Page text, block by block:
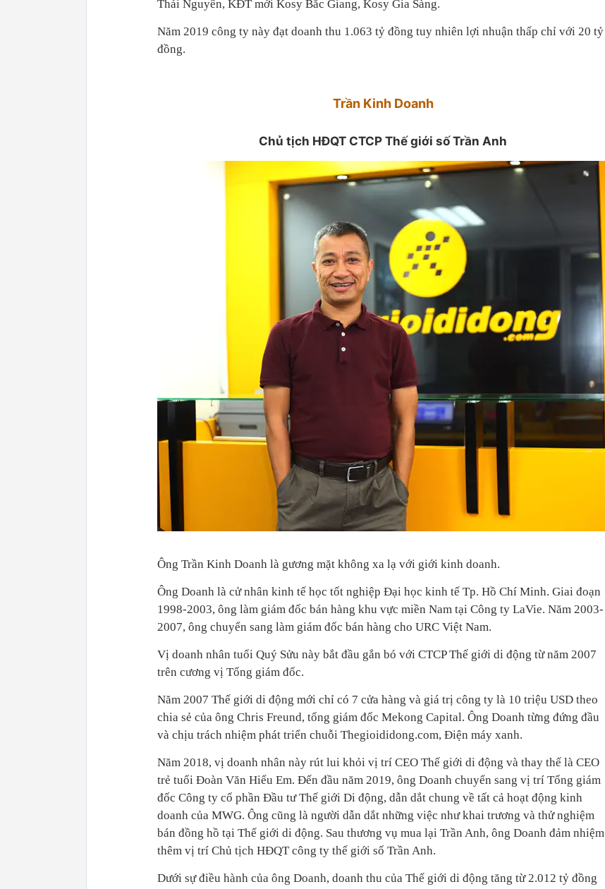
Thái Nguyên, KĐT mới Kosy Bắc Giang, Kosy Gia Sàng.
Năm 2019 công ty này đạt doanh thu 1.063 tỷ đồng tuy nhiên lợi nhuận thấp chỉ với 20 tỷ
đồng.
Trần Kinh Doanh
Chủ tịch HĐQT CTCP Thế giới số Trần Anh
Ông Trần Kinh Doanh là gương mặt không xa lạ với giới kinh doanh.
Ông Doanh là cử nhân kinh tế học tốt nghiệp Đại học kinh tế Tp. Hồ Chí Minh. Giai đoạn
1998-2003, ông làm giám đốc bán hàng khu vực miền Nam tại Công ty LaVie. Năm 2003-
2007, ông chuyển sang làm giám đốc bán hàng cho URC Việt Nam.
Vị doanh nhân tuổi Quý Sửu này bắt đầu gắn bó với CTCP Thế giới di động từ năm 2007
trên cương vị Tổng giám đốc.
Năm 2007 Thế giới di động mới chỉ có 7 cửa hàng và giá trị công ty là 10 triệu USD theo
chia sẻ của ông Chris Freund, tổng giám đốc Mekong Capital. Ông Doanh từng đứng đầu
và chịu trách nhiệm phát triển chuỗi Thegioididong.com, Điện máy xanh.
Năm 2018, vị doanh nhân này rút lui khỏi vị trí CEO Thế giới di động và thay thế là CEO
trẻ tuổi Đoàn Văn Hiểu Em. Đến đầu năm 2019, ông Doanh chuyển sang vị trí Tổng giám
đốc Công ty cổ phần Đầu tư Thế giới Di động, dẫn dắt chung về tất cả hoạt động kinh
doanh của MWG. Ông cũng là người dẫn dắt những việc như khai trương và thử nghiệm
bán đồng hồ tại Thế giới di động. Sau thương vụ mua lại Trần Anh, ông Doanh đảm nhiệm
thêm vị trí Chủ tịch HĐQT công ty thế giới số Trần Anh.
Dưới sự điều hành của ông Doanh, doanh thu của Thế giới di động tăng từ 2.012 tỷ đồng